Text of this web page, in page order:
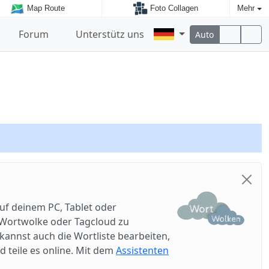
Map Route Foto Collagen Mehr
Forum Unterstütz uns Auto
deinem PC, Tablet oder
oder Tagcloud zu
auch die Wortliste bearbeiten,
teile es online. Mit dem Assistenten